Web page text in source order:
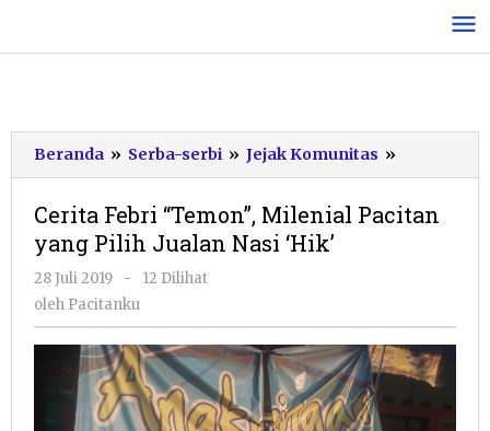
konten
Beranda » Serba-serbi » Jejak Komunitas »
Febri
Milenial
‘Hik’
Cerita Febri “Temon”, Milenial Pacitan
yang Pilih Jualan Nasi ‘Hik’
28 Juli 2019
oleh
Pacitanku
-
12 Dilihat
oleh Pacitanku